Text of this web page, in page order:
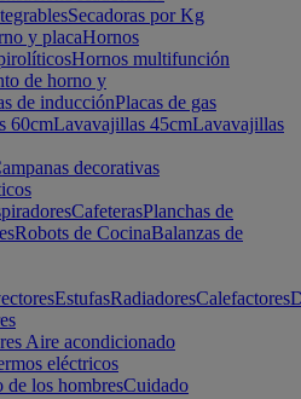
Secadoras por Kg
y placaHornos
Hornos multifunción
de horno y
de inducciónPlacas de gas
60cmLavavajillas 45cmLavavajillas
decorativas
CafeterasPlanchas de
Robots de CocinaBalanzas de
EstufasRadiadoresCalefactores
Aire acondicionado
eléctricos
de los hombresCuidado